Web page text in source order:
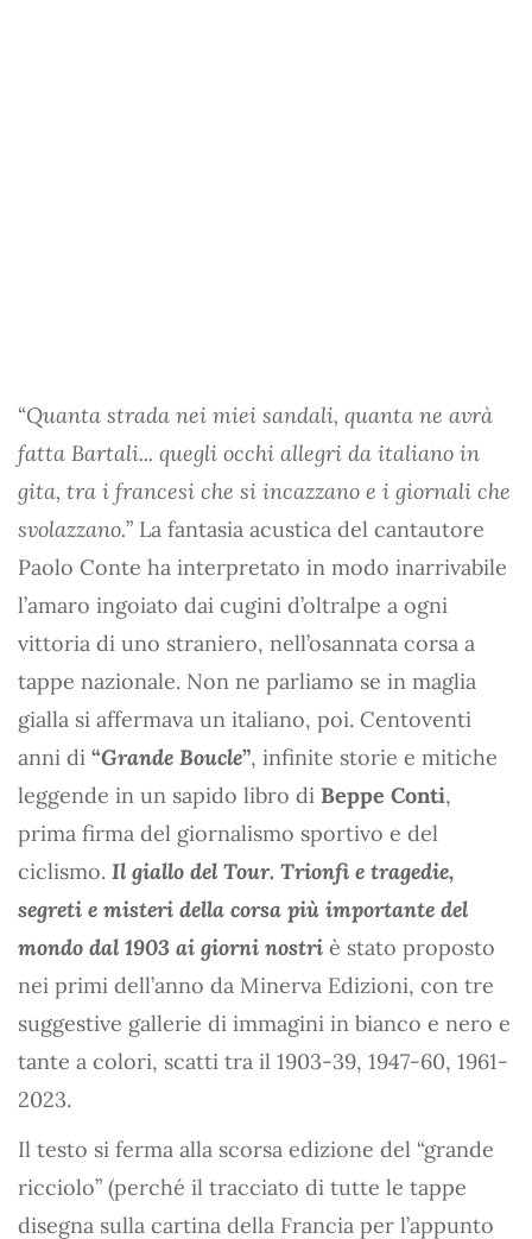
“Quanta strada nei miei sandali, quanta ne avrà
fatta Bartali... quegli occhi allegri da italiano in
gita, tra i francesi che si incazzano e i giornali che
svolazzano.” La fantasia acustica del cantautore
Paolo Conte ha interpretato in modo inarrivabile
l’amaro ingoiato dai cugini d’oltralpe a ogni
vittoria di uno straniero, nell’osannata corsa a
tappe nazionale. Non ne parliamo se in maglia
gialla si affermava un italiano, poi. Centoventi
anni di “Grande Boucle”, infinite storie e mitiche
leggende in un sapido libro di Beppe Conti,
prima firma del giornalismo sportivo e del
ciclismo. Il giallo del Tour. Trionfi e tragedie,
segreti e misteri della corsa più importante del
mondo dal 1903 ai giorni nostri è stato proposto
nei primi dell’anno da Minerva Edizioni, con tre
suggestive gallerie di immagini in bianco e nero e
tante a colori, scatti tra il 1903-39, 1947-60, 1961-
2023.
Il testo si ferma alla scorsa edizione del “grande
ricciolo” (perché il tracciato di tutte le tappe
disegna sulla cartina della Francia per l’appunto